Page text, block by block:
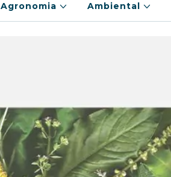
Agronomia Ambiental